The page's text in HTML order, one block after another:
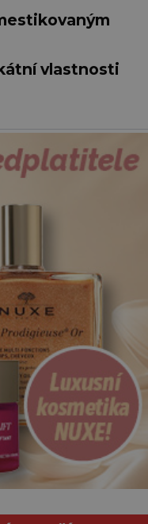
vlastnosti